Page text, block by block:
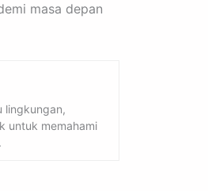
masa depan
lingkungan,
untuk memahami